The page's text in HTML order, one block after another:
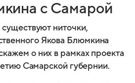
с Самарой
существуют ниточки,
Якова Блюмкина
о них в рамках проекта
Самарской губернии.